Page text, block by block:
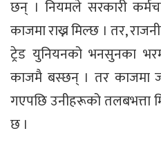
छन् । नियमले सरकारी
काजमा राख्न मिल्छ । तर,
ट्रेड युनियनको भनसुनका
काजमै बस्छन् । तर काजमा
गएपछि उनीहरूको तलबभत्ता
छ ।